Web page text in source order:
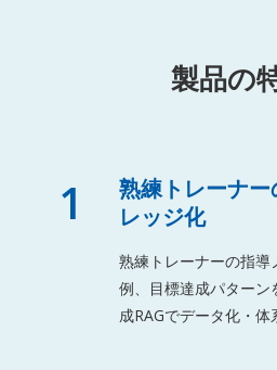
製品の
1
熟練トレーナ
レッジ化
熟練トレーナーの指導
例、目標達成パターン
成RAGでデータ化・体